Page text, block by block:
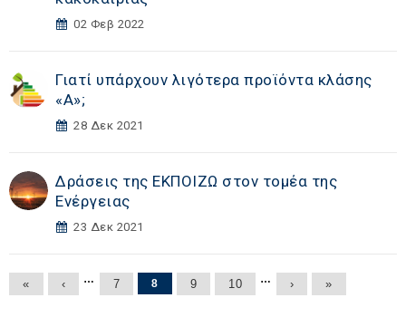
02 Φεβ 2022
Γιατί υπάρχουν λιγότερα προϊόντα κλάσης
«Α»;
28 Δεκ 2021
Δράσεις της ΕΚΠΟΙΖΩ στον τομέα της
Ενέργειας
23 Δεκ 2021
Σελίδες
« ‹ … 7 8 9 10 … › »